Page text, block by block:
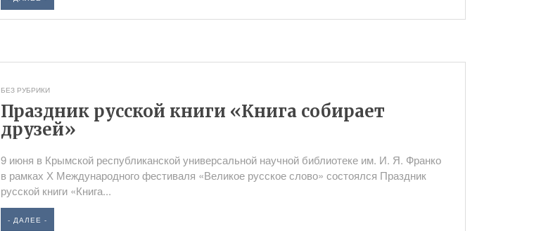
БЕЗ РУБРИКИ
Праздник русской книги «Книга собирает
друзей»
9 июня в Крымской республиканской универсальной научной библиотеке им. И. Я. Франко
в рамках Х Международного фестиваля «Великое русское слово» состоялся Праздник
русской книги «Книга...
- ДАЛЕЕ -